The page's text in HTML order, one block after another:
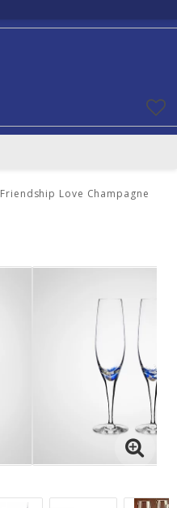
Friendship Love Champagne